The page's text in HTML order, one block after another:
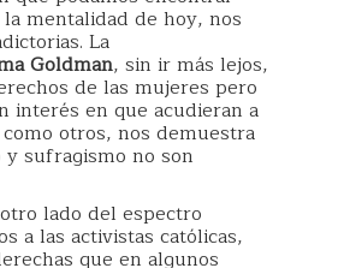
mentalidad de hoy, nos
La
Goldman, sin ir más lejos,
de las mujeres pero
interés en que acudieran a
otros, nos demuestra
sufragismo no son
lado del espectro
a las activistas católicas,
que en algunos